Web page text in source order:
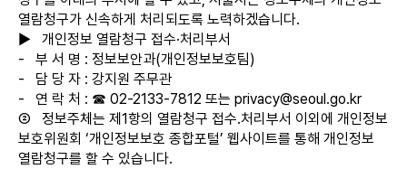
열람청구가 신속하게 처리되도록 노력하겠습니다.
▶ 개인정보 열람청구 접수·처리부서
- 부 서 명 : 정보보안과(개인정보보호팀)
- 담 당 자 : 강지원 주무관
- 연 락 처 : ☎ 02-2133-7812 또는 privacy@seoul.go.kr
② 정보주체는 제1항의 열람청구 접수․처리부서 이외에 개인정보
보호위원회 ‘개인정보보호 종합포털’ 웹사이트를 통해 개인정보
열람청구를 할 수 있습니다.